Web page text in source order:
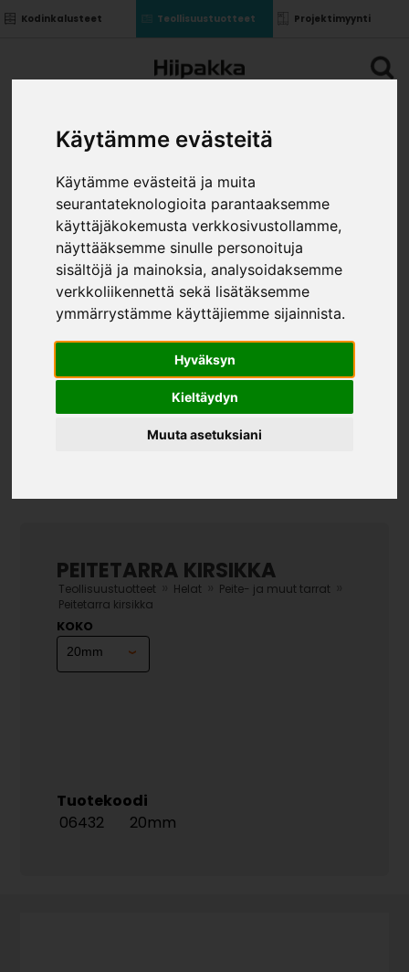
Käytämme evästeitä
Käytämme evästeitä ja muita
seurantateknologioita parantaaksemme
käyttäjäkokemusta verkkosivustollamme,
näyttääksemme sinulle personoituja
sisältöjä ja mainoksia, analysoidaksemme
verkkoliikennettä sekä lisätäksemme
ymmärrystämme käyttäjiemme sijainnista.
Hyväksyn
Kieltäydyn
Muuta asetuksiani
Kodinkalusteet Teollisuustuotteet Projektimyynti
PEITETARRA KIRSIKKA
Teollisuustuotteet Helat Peite- ja muut tarrat
Peitetarra kirsikka
KOKO
Tuotekoodi
06432
20mm